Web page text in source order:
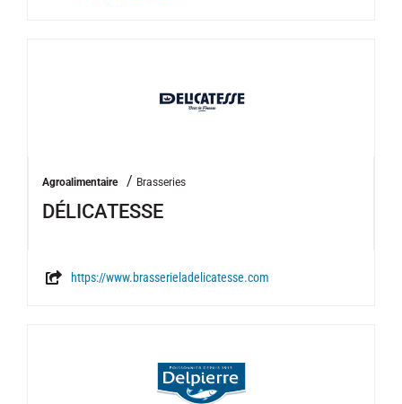
Agroalimentaire / Brasseries
DÉLICATESSE
https://www.brasserieladelicatesse.com